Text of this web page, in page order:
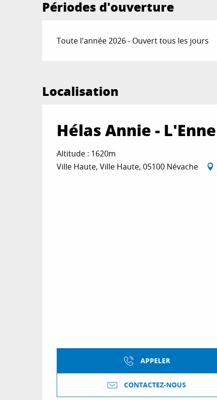
Périodes d'ouverture
Toute l'année 2026 - Ouvert tous les jours
Localisation
Hélas Annie -
Altitude : 1620m
Ville Haute, Ville Haute, 05100 Névache
APPELER
CONTACTEZ-NOUS